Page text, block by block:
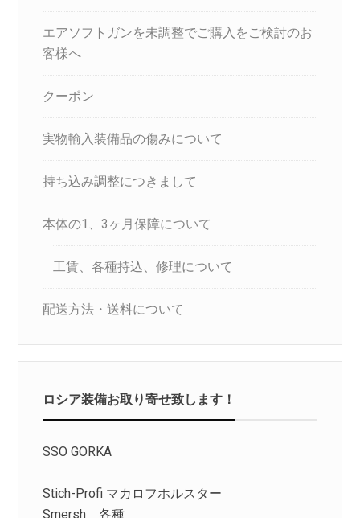
エアソフトガンを未調整でご購入をご検討のお
客様へ
クーポン
実物輸入装備品の傷みについて
持ち込み調整につきまして
本体の1、3ヶ月保障について
工賃、各種持込、修理について
配送方法・送料について
ロシア装備お取り寄せ致します！
SSO GORKA
Stich-Profi マカロフホルスター
Smersh 各種